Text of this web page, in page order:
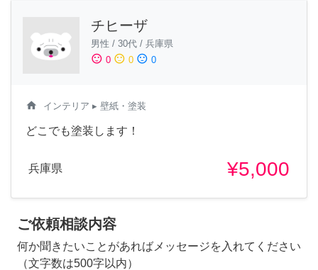
チヒーザ
男性 / 30代 / 兵庫県
sentiment_satisfied 0 sentiment_neutral 0 sentiment_dissatisfied 0
home インテリア ▸ 壁紙・塗装
どこでも塗装します！
兵庫県 ¥5,000
ご依頼相談内容
何か聞きたいことがあればメッセージを入れてください
（文字数は500字以内）